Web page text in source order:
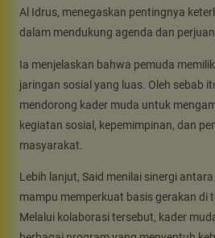
Al Idrus, menegaskan pentingnya
dalam mendukung agenda dan
Ia menjelaskan bahwa pemuda
jaringan sosial yang luas. Oleh sebab
mendorong kader muda untuk
kegiatan sosial, kepemimpinan, dan
masyarakat.
Lebih lanjut, Said menilai sinergi
mampu memperkuat basis gerakan di
Melalui kolaborasi tersebut, kader